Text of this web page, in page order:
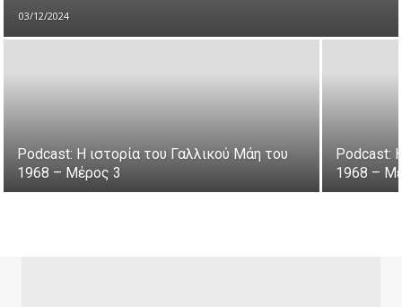
03/12/2024
Podcast: Η ιστορία του Γαλλικού Μάη του
1968 – Μέρος 3
Podcast:
1968 –